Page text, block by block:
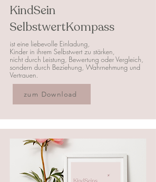
KindSein
SelbstwertKompass
ist eine liebevolle Einladung,
Kinder in ihrem Selbstwert zu stärken,
nicht durch Leistung, Bewertung oder Vergleich,
sondern durch Beziehung, Wahrnehmung und
Vertrauen.
zum Download